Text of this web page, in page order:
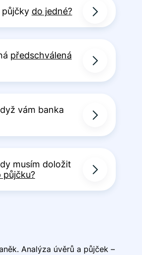
do jedné?
předschválená
vám banka
musím doložit
půjčku?
Analýza úvěrů a půjček –